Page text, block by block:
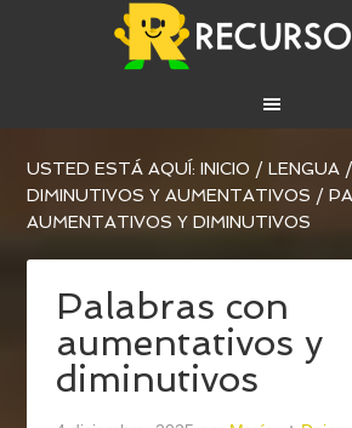
USTED ESTÁ AQUÍ:INICIO / LENGUA /
DIMINUTIVOS Y AUMENTATIVOS /
AUMENTATIVOS Y DIMINUTIVOS
Palabras con
aumentativos y
diminutivos